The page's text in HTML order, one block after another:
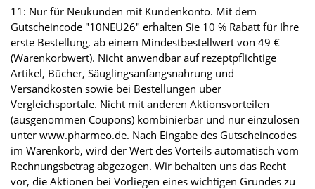
11: Nur für Neukunden mit Kundenkonto. Mit dem
Gutscheincode "10NEU26" erhalten Sie 10 % Rabatt für Ihre
erste Bestellung, ab einem Mindestbestellwert von 49 €
(Warenkorbwert). Nicht anwendbar auf rezeptpflichtige
Artikel, Bücher, Säuglingsanfangsnahrung und
Versandkosten sowie bei Bestellungen über
Vergleichsportale. Nicht mit anderen Aktionsvorteilen
(ausgenommen Coupons) kombinierbar und nur einzulösen
unter www.pharmeo.de. Nach Eingabe des Gutscheincodes
im Warenkorb, wird der Wert des Vorteils automatisch vom
Rechnungsbetrag abgezogen. Wir behalten uns das Recht
vor, die Aktionen bei Vorliegen eines wichtigen Grundes zu